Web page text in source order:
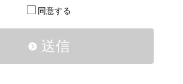
同意する
送信